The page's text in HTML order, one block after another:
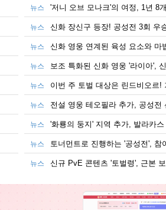
는 수준" 13 1
지 총출동! '이환' 1.3 버전 방송 정리
화생명에 패배 4 8
? 오버워치 '디몬' 플레이 영상 3
뉴스 '저니 오브 모나크'의 여정, 1년 8
뉴스
뉴스 신화 영웅 연계된 육성 요소와 마
뉴스 보조 특화된 신화 영웅 '라이아',
뉴스
뉴스 전설 영웅 테오필라 추가, 공성전
뉴스 '화룡의 둥지' 지역 추가, 발라카
뉴스
뉴스